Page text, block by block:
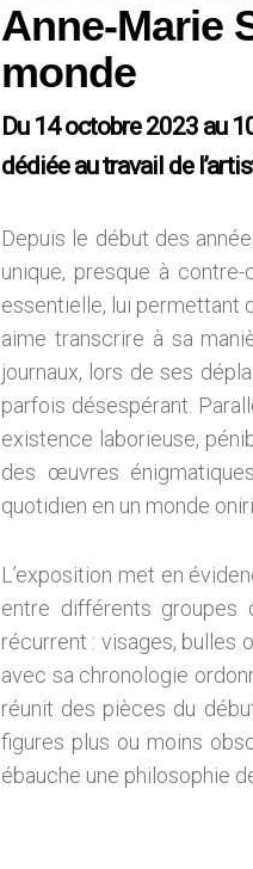
Anne-Marie
monde
Du 14 octobre 2023 au
dédiée au travail de
Depuis le début des
unique, presque à
essentielle, lui permettant
aime transcrire à sa
journaux, lors de ses
parfois désespérant.
existence laborieuse,
des œuvres
quotidien en un monde
L’exposition met en
entre différents
récurrent : visages, bulles
avec sa chronologie
réunit des pièces du
figures plus ou moins
ébauche une philosophie